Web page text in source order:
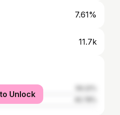
7.61%
11.7k
Unlock